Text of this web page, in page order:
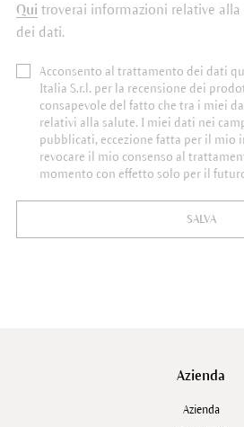
Qui troverai informazioni relative alla
dei dati.
Acconsento al trattamento dei dati
Italia S.r.l. per la recensione dei
consapevole del fatto che tra i miei
relativi alla salute. I miei dati nei
pubblicati, eccezione fatta per il mio
revocare il mio consenso al
momento con effetto solo per il
SALVA
Azienda
Azienda